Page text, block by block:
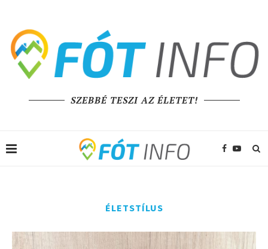
SZEBBÉ TESZI AZ ÉLETET!
ÉLETSTÍLUS